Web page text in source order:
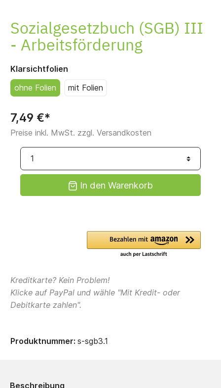
Sozialgesetzbuch (SGB) III
- Arbeitsförderung
7,49 €*
Preise inkl. MwSt. zzgl. Versandkosten
Klarsichtfolien
ohne Folien
mit Folien
In den Warenkorb
Kreditkarte? Kein Problem!
Klicke auf PayPal und wähle "Mit Kredit- oder
Debitkarte zahlen".
Produktnummer: s-sgb3.1
Beschreibung